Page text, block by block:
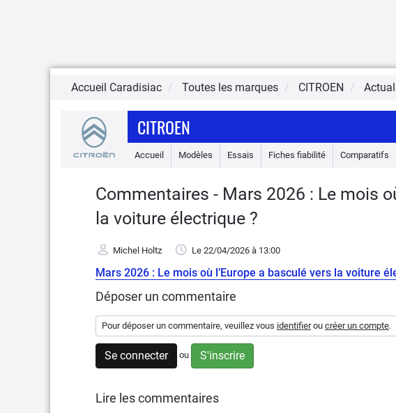
Accueil Caradisiac Toutes les marques CITROEN
CITROEN
Accueil Modèles Essais Fiches fiabilité Comparatifs
Commentaires - Mars 2026 : Le mois
la voiture électrique ?
Michel Holtz Le 22/04/2026 à 13:00
Mars 2026 : Le mois où l’Europe a basculé vers la voiture
Déposer un commentaire
Pour déposer un commentaire, veuillez vous identifierou créer un compte.
Se connecter ou S'inscrire
Lire les commentaires